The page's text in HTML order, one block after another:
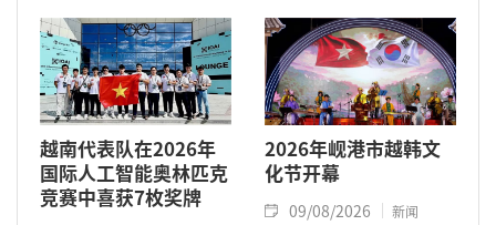
越南代表队在2026年
国际人工智能奥林匹克
竞赛中喜获7枚奖牌
2026年岘港市越韩文
化节开幕
09/08/2026 新闻